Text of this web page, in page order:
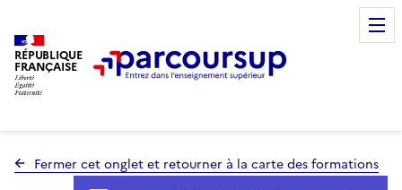
RÉPUBLIQUE
FRANÇAISE
Fermer cet onglet et retourner à la carte des formations